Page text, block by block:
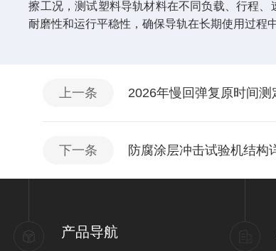
擦工况，测试塑料导轨材料在不同负载、行程
耐磨性和运行平稳性，确保导轨在长期使用过程
上一条 2026年慢回弹复原时间测
下一条 防腐涂层冲击试验机结构
产品导航